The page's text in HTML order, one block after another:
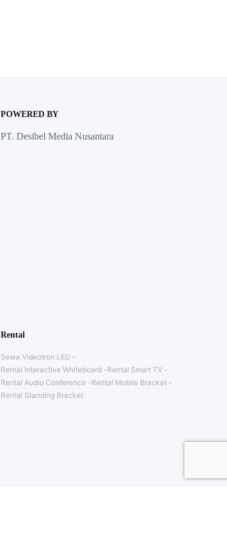
POWERED BY
PT. Desibel Media Nusantara
Rental
Sewa Videotron LED
Rental Interactive Whiteboard
Rental Smart TV
Rental Audio Conference
Rental Mobile Bracket
Rental Standing Bracket